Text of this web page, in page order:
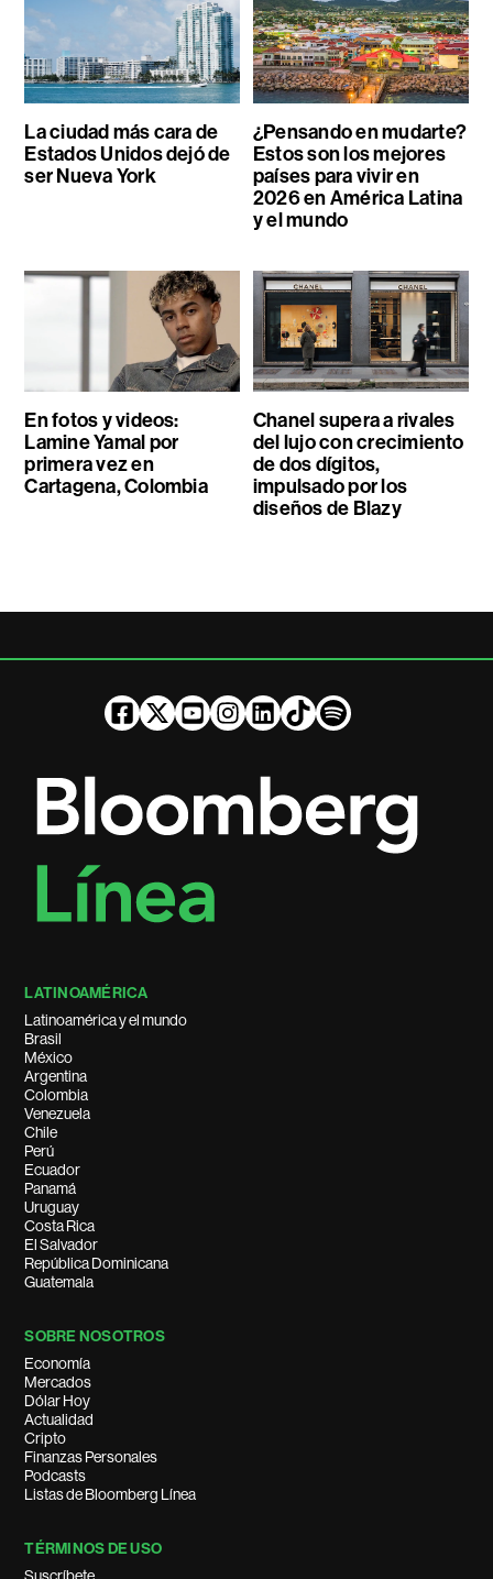
La ciudad más cara de
Estados Unidos dejó de
ser Nueva York
¿Pensando en mudarte?
Estos son los mejores
países para vivir en
2026 en América Latina
y el mundo
En fotos y videos:
Lamine Yamal por
primera vez en
Cartagena, Colombia
Chanel supera a rivales
del lujo con crecimiento
de dos dígitos,
impulsado por los
diseños de Blazy
LATINOAMÉRICA
Latinoamérica y el mundo
Brasil
México
Argentina
Colombia
Venezuela
Chile
Perú
Ecuador
Panamá
Uruguay
Costa Rica
El Salvador
República Dominicana
Guatemala
SOBRE NOSOTROS
Economía
Mercados
Dólar Hoy
Actualidad
Cripto
Finanzas Personales
Podcasts
Listas de Bloomberg Línea
TÉRMINOS DE USO